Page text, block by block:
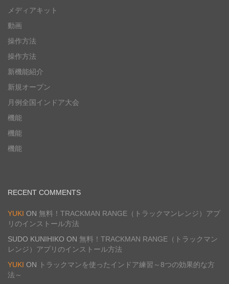
メディアキット
動画
操作方法
操作方法
新機能紹介
新規オープン
月例全国インドア大会
機能
機能
機能
RECENT COMMENTS
YUKI ON 無料！TRACKMAN RANGE（トラックマンレンジ）アプ
リのインストール方法
SUDO KUNIHIKO ON 無料！TRACKMAN RANGE（トラックマン
レンジ）アプリのインストール方法
YUKI ON
トラックマンを使ったインドア練習～8つの効果的な方
法～